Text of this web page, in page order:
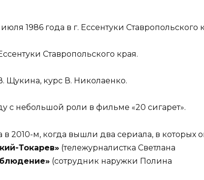
1986 года в г. Ессентуки Ставропольского
Ставропольского края.
Щукина, курс В. Николаенко.
с небольшой роли в фильме «20 сигарет».
в 2010-м, когда вышли два сериала, в которых
Токарев» (тележурналистка Светлана
(сотрудник наружки Полина